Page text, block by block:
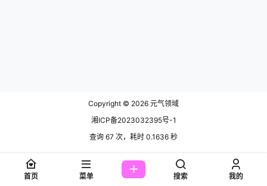
Copyright © 2026 元气领域
湘ICP备2023032395号-1
查询 67 次，耗时 0.1636 秒
首页 菜单 搜索 我的